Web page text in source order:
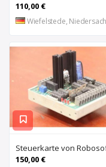
110,00 €
Wiefelstede,
150,00 €